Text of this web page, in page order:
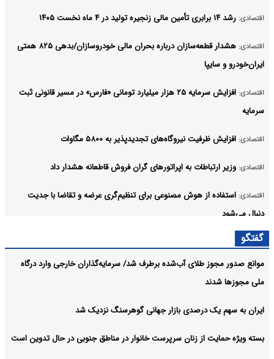
اقتصادی: رشد ۱۴ برابری تأمین مالی زنجیره تولید در ۴ ماه نخست ۱۴۰۵
اقتصادی:
هشدار قطعه‌سازان درباره بحران مالی خودروسازان/بدهی ۸۲۵ همتی
ایران‌خودرو و سایپا
اقتصادی:
افزایش سرمایه ۲۵ هزار میلیارد تومانی «فارس» در مسیر قانونی ثبت
سرمایه
اقتصادی: افزایش ظرفیت نیروگاه‌های تجدیدپذیر به ۵۸۰۰ مگاوات
اقتصادی: وزیر ارتباطات به اپراتورهای گران فروش قاطعانه هشدار داد
اقتصادی: استفاده از هوش مصنوعی برای تنظیم‌گری عرضه و تقاضا با جدیت
دنبال می‌شود
اقتصادی:
درصدی درآمدها تا افزایش ۱۵۳ درصدی استرداد مالیات
اقتصادی: بانک ملی ایران در مسیر بازگشت کامل؛ خدمات یکی پس از دیگری به
مدار خدمت‌رسانی بازمی‌گردند
گفتگو
موانع صدور مجوز طلای آب‌شده برطرف شد/ سرمایه‌گذاران خارجی وارد درگاه
ملی مجوزها شدند
ایران به سهم یک‌ درصدی بازار جهانی گوهرسنگ نزدیک شد
بسته ویژه حمایت از زنان سرپرست خانوار در مناطق جنوبی در حال تدوین است